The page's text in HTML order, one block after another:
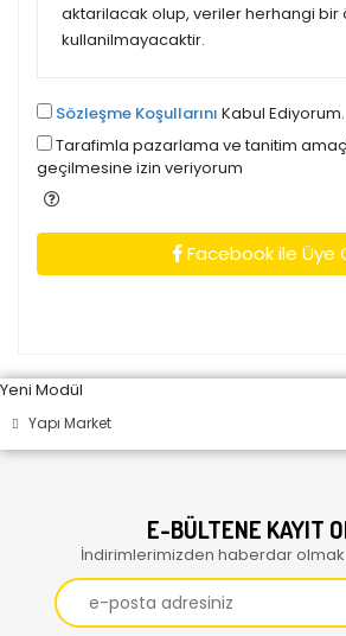
aktarilacak olup, veriler herhangi bir
kullanilmayacaktir.
Sözleşme Koşullarını Kabul Ediyorum.
Tarafimla pazarlama ve tanitim
geçilmesine izin veriyorum
Facebook ile Üye
Yeni Modül
Yapı Market
E-BÜLTENE KAYIT
İndirimlerimizden haberdar olmak